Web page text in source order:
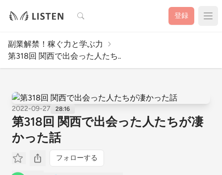
検索 登録
副業解禁！稼ぐ力と学ぶ力
第318回 関西で出会った人たち..
2022-09-27 28:16
第318回 関西で出会った人たちが凄
かった話
フォローする